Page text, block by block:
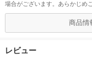
場合がございます。あらかじめ
商品情
レビュー